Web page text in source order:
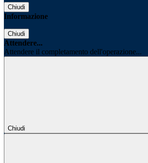
Chiudi
Informazione
Chiudi
Attendere...
Attendere il completamento dell'operazione...
Chiudi